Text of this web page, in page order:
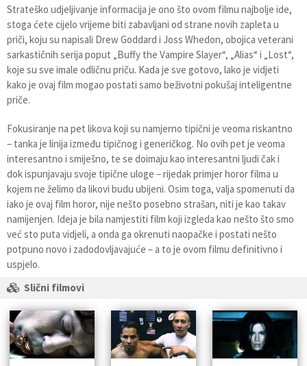
Strateško udjeljivanje informacija je ono što ovom filmu najbolje ide,
stoga ćete cijelo vrijeme biti zabavljani od strane novih zapleta u
priči, koju su napisali Drew Goddard i Joss Whedon, obojica veterani
sarkastičnih serija poput „Buffy the Vampire Slayer“, „Alias“ i „Lost“,
koje su sve imale odličnu priču. Kada je sve gotovo, lako je vidjeti
kako je ovaj film mogao postati samo beživotni pokušaj inteligentne
priče.
Fokusiranje na pet likova koji su namjerno tipični je veoma riskantno
– tanka je linija između tipičnog i generičkog. No ovih pet je veoma
interesantno i smiješno, te se doimaju kao interesantni ljudi čak i
dok ispunjavaju svoje tipične uloge – rijedak primjer horor filma u
kojem ne želimo da likovi budu ubijeni. Osim toga, valja spomenuti da
iako je ovaj film horor, nije nešto posebno strašan, niti je kao takav
namijenjen. Ideja je bila namjestiti film koji izgleda kao nešto što smo
već sto puta vidjeli, a onda ga okrenuti naopačke i postati nešto
potpuno novo i zadodovljavajuće – a to je ovom filmu definitivno i
uspjelo.
Slični filmovi